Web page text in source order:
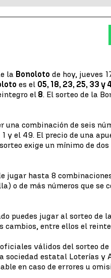
la Bonoloto de hoy, jueves
es el 05, 18, 23, 25, 33 y
el 8. El sorteo de la
una combinación de seis
y el 49. El precio de una
exige un mínimo de
jugar hasta 8
o de más números que se
puedes jugar al sorteo de
cambios, entre ellos el
válidos del sorteo de
sociedad estatal Loterías y
en caso de errores u